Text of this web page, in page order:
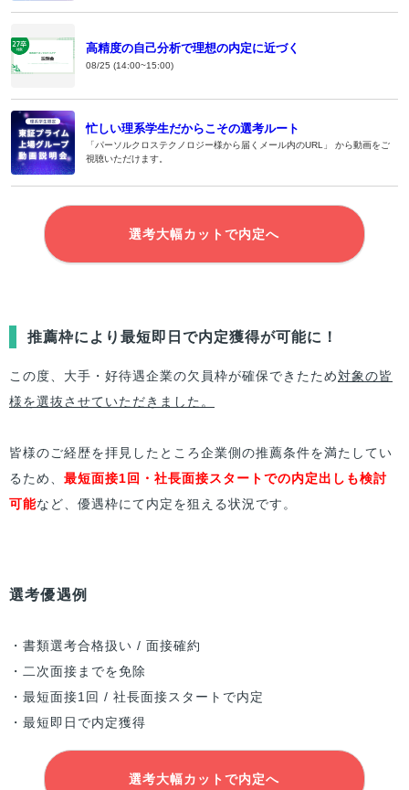
高精度の自己分析で理想の内定に近づく
08/25 (14:00~15:00)
忙しい理系学生だからこその選考ルート
「パーソルクロステクノロジー様から届くメール内のURL」 から動画をご
視聴いただけます。
選考大幅カットで内定へ
推薦枠により最短即日で内定獲得が可能に！
この度、大手・好待遇企業の欠員枠が確保できたため対象の皆
様を選抜させていただきました。
皆様のご経歴を拝見したところ企業側の推薦条件を満たしてい
るため、 最短面接1回・社長面接スタートでの内定出しも検討
可能など、優遇枠にて内定を狙える状況です。
選考優遇例
・書類選考合格扱い / 面接確約
・二次面接までを免除
・最短面接1回 / 社長面接スタートで内定
・最短即日で内定獲得
選考大幅カットで内定へ